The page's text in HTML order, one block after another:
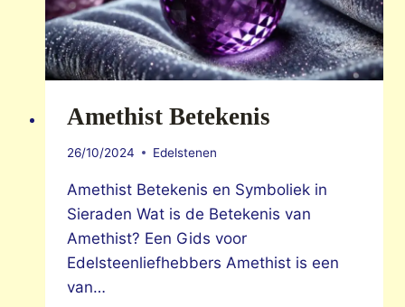
Amethist Betekenis
26/10/2024 Edelstenen
Amethist Betekenis en Symboliek in
Sieraden Wat is de Betekenis van
Amethist? Een Gids voor
Edelsteenliefhebbers Amethist is een
van…